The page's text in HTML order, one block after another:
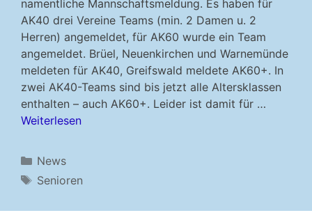
namentliche Mannschaftsmeldung. Es haben für
AK40 drei Vereine Teams (min. 2 Damen u. 2
Herren) angemeldet, für AK60 wurde ein Team
angemeldet. Brüel, Neuenkirchen und Warnemünde
meldeten für AK40, Greifswald meldete AK60+. In
zwei AK40-Teams sind bis jetzt alle Altersklassen
enthalten – auch AK60+. Leider ist damit für …
Weiterlesen
Kategorien
News
Schlagwörter
Senioren